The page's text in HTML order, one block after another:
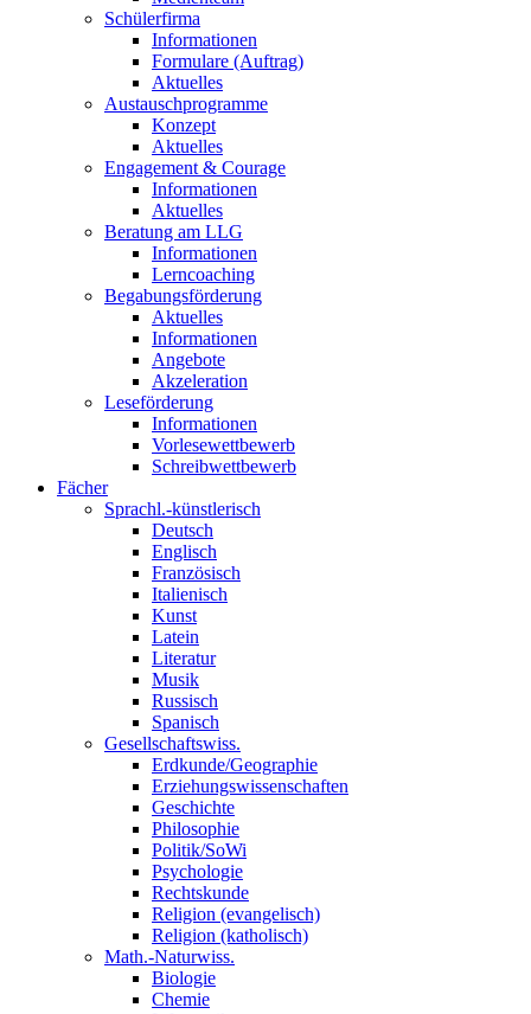
Schülerfirma
Informationen
Formulare (Auftrag)
Aktuelles
Austauschprogramme
Konzept
Aktuelles
Engagement & Courage
Informationen
Aktuelles
Beratung am LLG
Informationen
Lerncoaching
Begabungsförderung
Aktuelles
Informationen
Angebote
Akzeleration
Leseförderung
Informationen
Vorlesewettbewerb
Schreibwettbewerb
Fächer
Sprachl.-künstlerisch
Deutsch
Englisch
Französisch
Italienisch
Kunst
Latein
Literatur
Musik
Russisch
Spanisch
Gesellschaftswiss.
Erdkunde/Geographie
Erziehungswissenschaften
Geschichte
Philosophie
Politik/SoWi
Psychologie
Rechtskunde
Religion (evangelisch)
Religion (katholisch)
Math.-Naturwiss.
Biologie
Chemie